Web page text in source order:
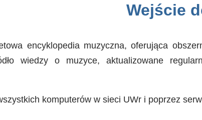
Wejście
encyklopedia muzyczna, oferująca
wiedzy o muzyce, aktualizowane
komputerów w sieci UWr i poprzez